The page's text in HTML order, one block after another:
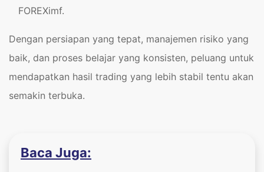
FOREXimf.
Dengan persiapan yang tepat, manajemen risiko yang
baik, dan proses belajar yang konsisten, peluang untuk
mendapatkan hasil trading yang lebih stabil tentu akan
semakin terbuka.
Baca Juga: